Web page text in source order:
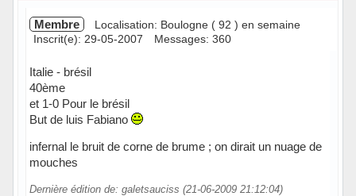
Membre
Localisation: Boulogne ( 92 ) en semaine
Inscrit(e): 29-05-2007
Messages: 360
Italie - brésil
40ème
et 1-0 Pour le brésil
But de luis Fabiano
infernal le bruit de corne de brume ; on dirait un nuage de
mouches
Dernière édition de: galetsauciss (21-06-2009 21:12:04)